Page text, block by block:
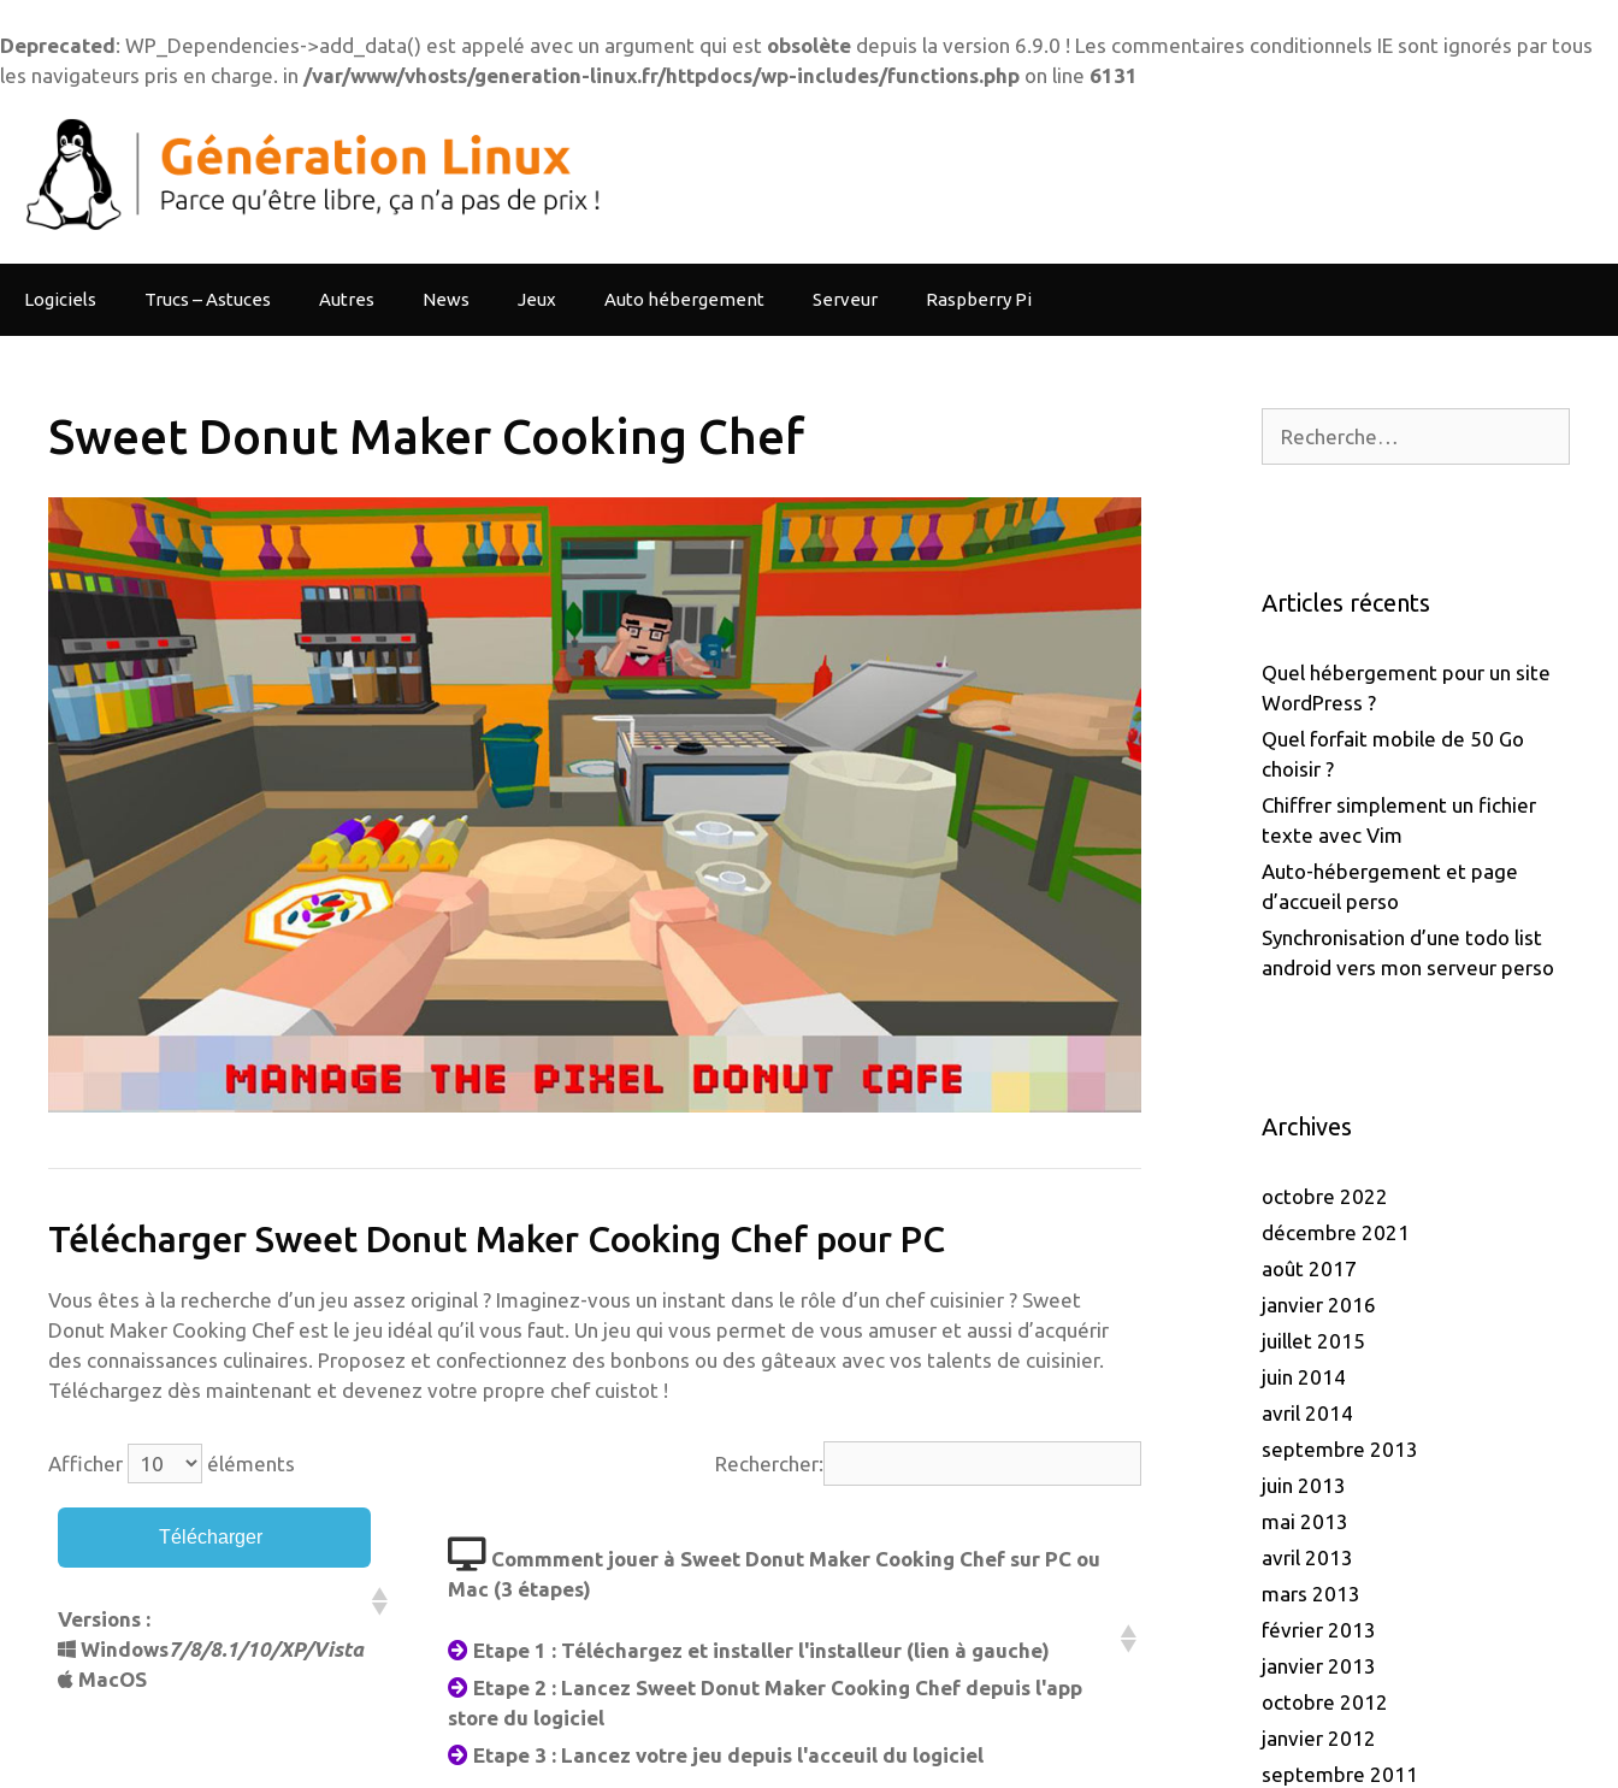
Deprecated: WP_Dependencies->add_data() est appelé avec un argument qui est obsolète depuis la version 6.9.0 ! Les commentaires conditionnels IE sont ignorés par tous
les navigateurs pris en charge. in /var/www/vhosts/generation-linux.fr/httpdocs/wp-includes/functions.php on line 6131
contenu
Logiciels Trucs – Astuces Autres News Jeux Auto hébergement Serveur Raspberry Pi
Sweet Donut Maker Cooking Chef
Télécharger Sweet Donut Maker Cooking Chef pour PC
Vous êtes à la recherche d’un jeu assez original ? Imaginez-vous un instant dans le rôle d’un chef cuisinier ? Sweet
Donut Maker Cooking Chef est le jeu idéal qu’il vous faut. Un jeu qui vous permet de vous amuser et aussi d’acquérir
des connaissances culinaires. Proposez et confectionnez des bonbons ou des gâteaux avec vos talents de cuisinier.
Téléchargez dès maintenant et devenez votre propre chef cuistot !
Afficher éléments Rechercher:
Télécharger
Versions :
Windows7/8/8.1/10/XP/Vista
MacOS
Commment jouer à Sweet Donut Maker Cooking Chef sur PC ou
Mac (3 étapes)
Etape 1 : Téléchargez et installer l'installeur (lien à gauche)
Etape 2 : Lancez Sweet Donut Maker Cooking Chef depuis l'app
store du logiciel
Etape 3 : Lancez votre jeu depuis l'acceuil du logiciel
Articles récents
Quel hébergement pour un site
WordPress ?
Quel forfait mobile de 50 Go
choisir ?
Chiffrer simplement un fichier
texte avec Vim
Auto-hébergement et page
d’accueil perso
Synchronisation d’une todo list
android vers mon serveur perso
Archives
octobre 2022
décembre 2021
août 2017
janvier 2016
juillet 2015
juin 2014
avril 2014
septembre 2013
juin 2013
mai 2013
avril 2013
mars 2013
février 2013
janvier 2013
octobre 2012
janvier 2012
septembre 2011